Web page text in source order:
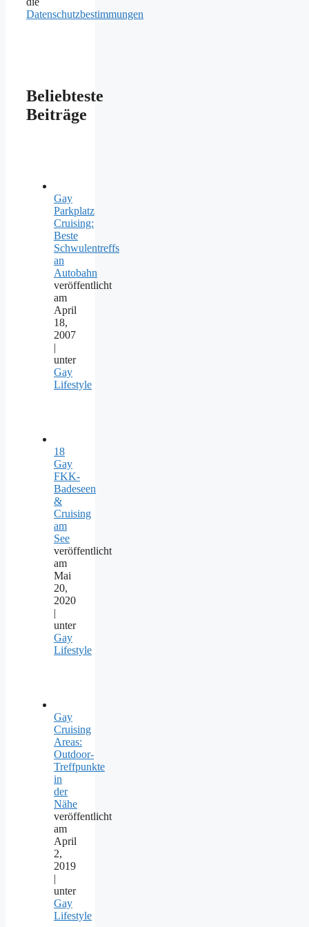
Datenschutzbestimmungen
Beliebteste
Beiträge
Gay
Parkplatz
Cruising:
Beste
Schwulentreffs
an
Autobahn
veröffentlicht
am
April
18,
2007
|
unter
Gay
Lifestyle
18
Gay
FKK-
Badeseen
&
Cruising
am
See
veröffentlicht
am
Mai
20,
2020
|
unter
Gay
Lifestyle
Gay
Cruising
Areas:
Outdoor-
Treffpunkte
in
der
Nähe
veröffentlicht
am
April
2,
2019
|
unter
Gay
Lifestyle